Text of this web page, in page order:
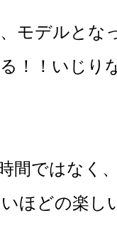
モデルとな
！！いじり
間ではなく
ほどの楽し